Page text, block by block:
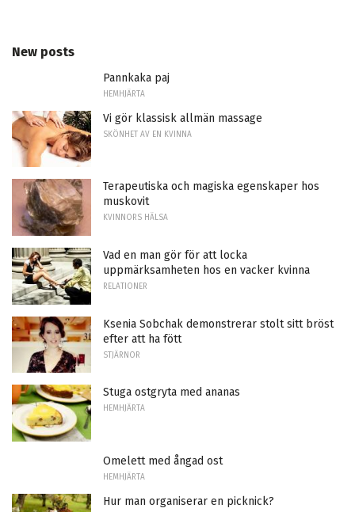
New posts
Pannkaka paj
HEMHJÄRTA
Vi gör klassisk allmän massage
SKÖNHET AV EN KVINNA
Terapeutiska och magiska egenskaper hos
muskovit
KVINNORS HÄLSA
Vad en man gör för att locka
uppmärksamheten hos en vacker kvinna
RELATIONER
Ksenia Sobchak demonstrerar stolt sitt bröst
efter att ha fött
STJÄRNOR
Stuga ostgryta med ananas
HEMHJÄRTA
Omelett med ångad ost
HEMHJÄRTA
Hur man organiserar en picknick?